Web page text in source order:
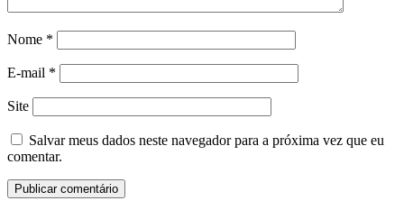
Nome *
E-mail *
Site
Salvar meus dados neste navegador para a próxima vez que eu
comentar.